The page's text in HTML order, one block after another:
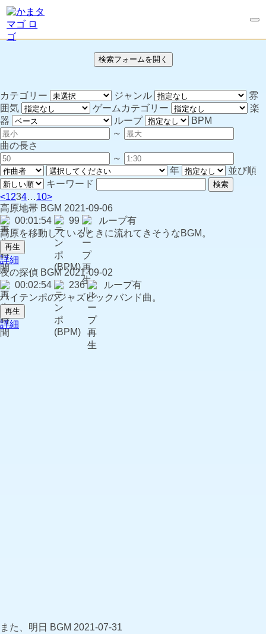
検索フォームを開く
カテゴリー ジャンル
雰
囲気
ゲームカテゴリー
楽
器
ループ
BPM
～
曲の長さ
～
年
並び順
キーワード
検索
<1234…10>
高原地帯 BGM 2021-09-06
00:01:54
99
ループ有
高原を移動しているときに流れてきそうなBGM。
再生
詳細
夜の探偵 BGM 2021-09-02
00:02:54
236
ループ有
ハイテンポのジャズビックバンド曲。
再生
詳細
また、明日 BGM 2021-07-31